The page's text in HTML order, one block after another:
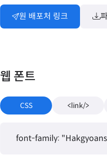
원 배포처 링크
웹 폰트
CSS <link/>
font-family: